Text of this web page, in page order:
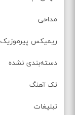
مداحی
ریمیکس پیرموزیک
دسته‌بندی نشده
تک آهنگ
تبلیغات